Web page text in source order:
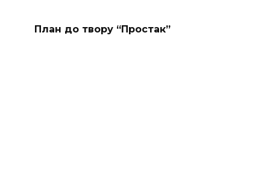
План до твору “Простак”